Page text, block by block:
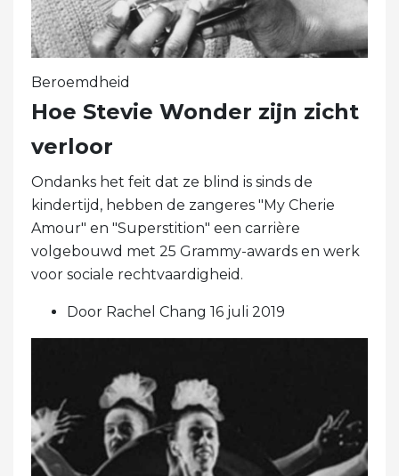
Beroemdheid
Hoe Stevie Wonder zijn zicht
verloor
Ondanks het feit dat ze blind is sinds de
kindertijd, hebben de zangeres "My Cherie
Amour" en "Superstition" een carrière
volgebouwd met 25 Grammy-awards en werk
voor sociale rechtvaardigheid.
Door Rachel Chang 16 juli 2019